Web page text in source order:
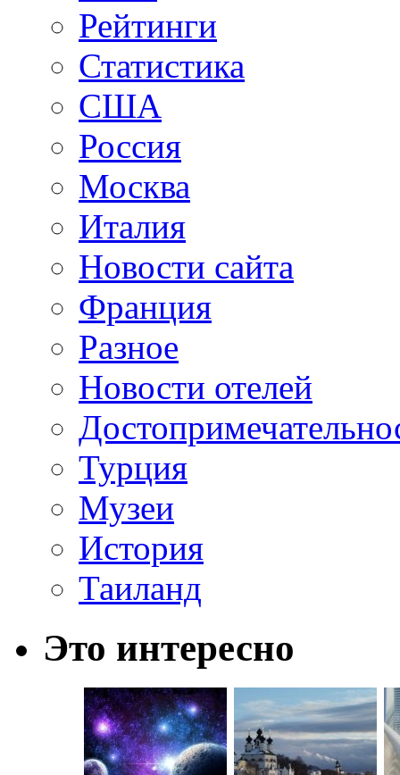
Рейтинги
Статистика
США
Россия
Москва
Италия
Новости сайта
Франция
Разное
Новости отелей
Турция
Музеи
История
Таиланд
Это интересно